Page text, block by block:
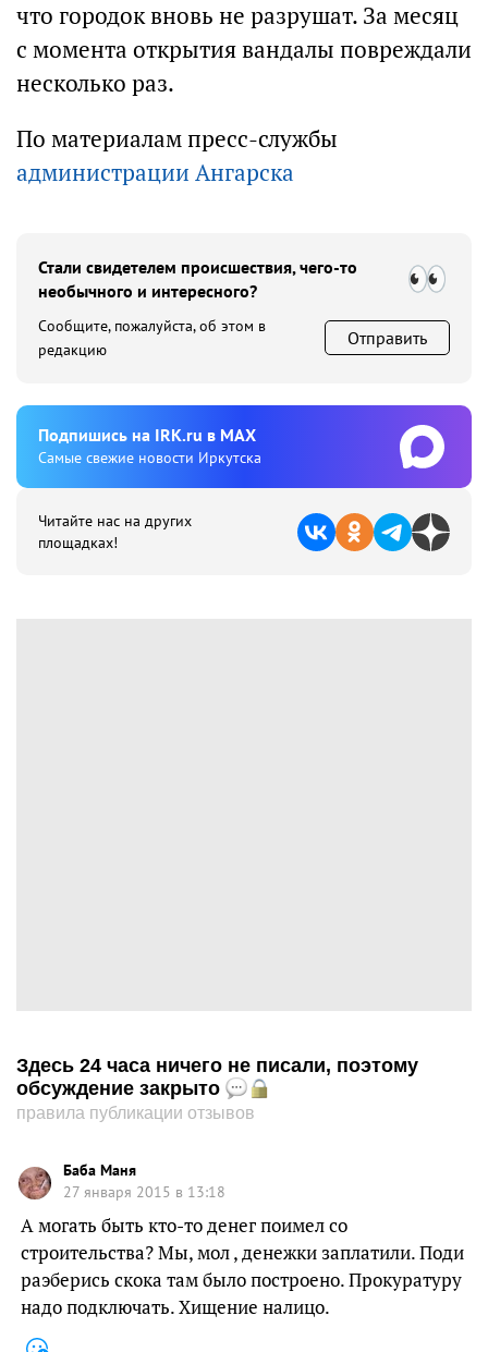
что городок вновь не разрушат. За месяц
с момента открытия вандалы повреждали
несколько раз.
По материалам пресс-службы
администрации Ангарска
Стали свидетелем происшествия, чего-то
необычного и интересного?
Сообщите, пожалуйста, об этом в
редакцию
Отправить
Подпишиcь на IRK.ru в MAX
Cамые свежие новости Иркутска
Читайте нас на других
площадках!
Здесь 24 часа ничего не писали, поэтому
обсуждение закрыто
правила публикации отзывов
Баба Маня
27 января 2015 в 13:18
А могать быть кто-то денег поимел со
строительства? Мы, мол , денежки заплатили. Поди
раэберись скока там было построено. Прокуратуру
надо подключать. Хищение налицо.